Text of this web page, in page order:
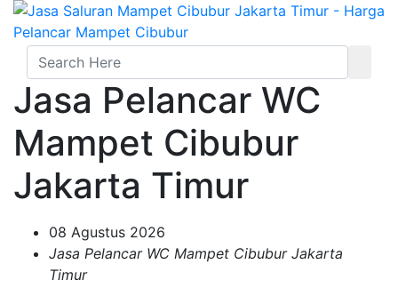
Jasa Pelancar WC
Mampet Cibubur
Jakarta Timur
08 Agustus 2026
Jasa Pelancar WC Mampet Cibubur Jakarta
Timur